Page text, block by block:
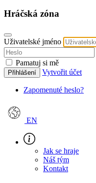
Hráčská zóna
Uživatelské jméno
Pamatuj si mě
Přihlášení Vytvořit účet
Zapomenuté heslo?
EN
Jak se hraje
Náš tým
Kontakt